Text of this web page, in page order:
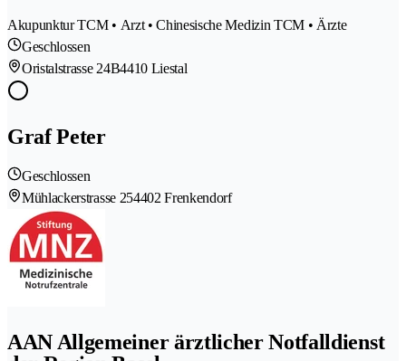
Akupunktur TCM • Arzt • Chinesische Medizin TCM • Ärzte
Geschlossen
Oristalstrasse 24B4410 Liestal
Graf Peter
Geschlossen
Mühlackerstrasse 254402 Frenkendorf
AAN Allgemeiner ärztlicher Notfalldienst